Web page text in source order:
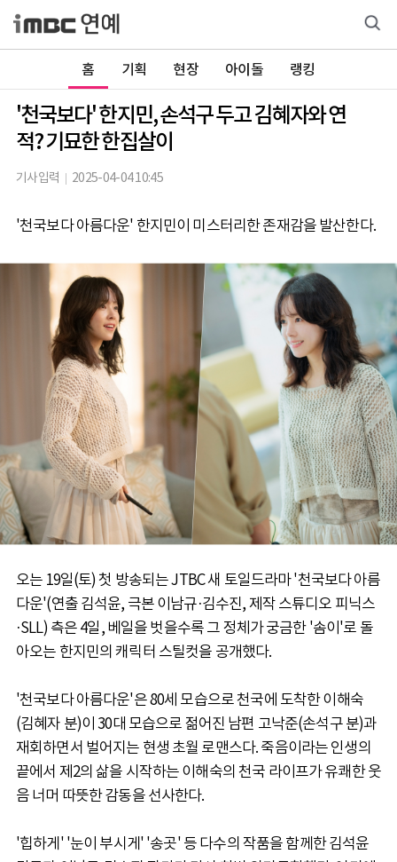
홈 기획 현장 아이돌 랭킹
'천국보다' 한지민, 손석구 두고 김혜자와 연
적? 기묘한 한집살이
기사입력 2025-04-04 10:45
'천국보다 아름다운' 한지민이 미스터리한 존재감을 발산한다.
오는 19일(토) 첫 방송되는 JTBC 새 토일드라마 '천국보다 아름
다운'(연출 김석윤, 극본 이남규·김수진, 제작 스튜디오 피닉스
·SLL) 측은 4일, 베일을 벗을수록 그 정체가 궁금한 '솜이'로 돌
아오는 한지민의 캐릭터 스틸컷을 공개했다.
'천국보다 아름다운'은 80세 모습으로 천국에 도착한 이해숙
(김혜자 분)이 30대 모습으로 젊어진 남편 고낙준(손석구 분)과
재회하면서 벌어지는 현생 초월 로맨스다. 죽음이라는 인생의
끝에서 제2의 삶을 시작하는 이해숙의 천국 라이프가 유쾌한 웃
음 너머 따뜻한 감동을 선사한다.
'힙하게' '눈이 부시게' '송곳' 등 다수의 작품을 함께한 김석윤